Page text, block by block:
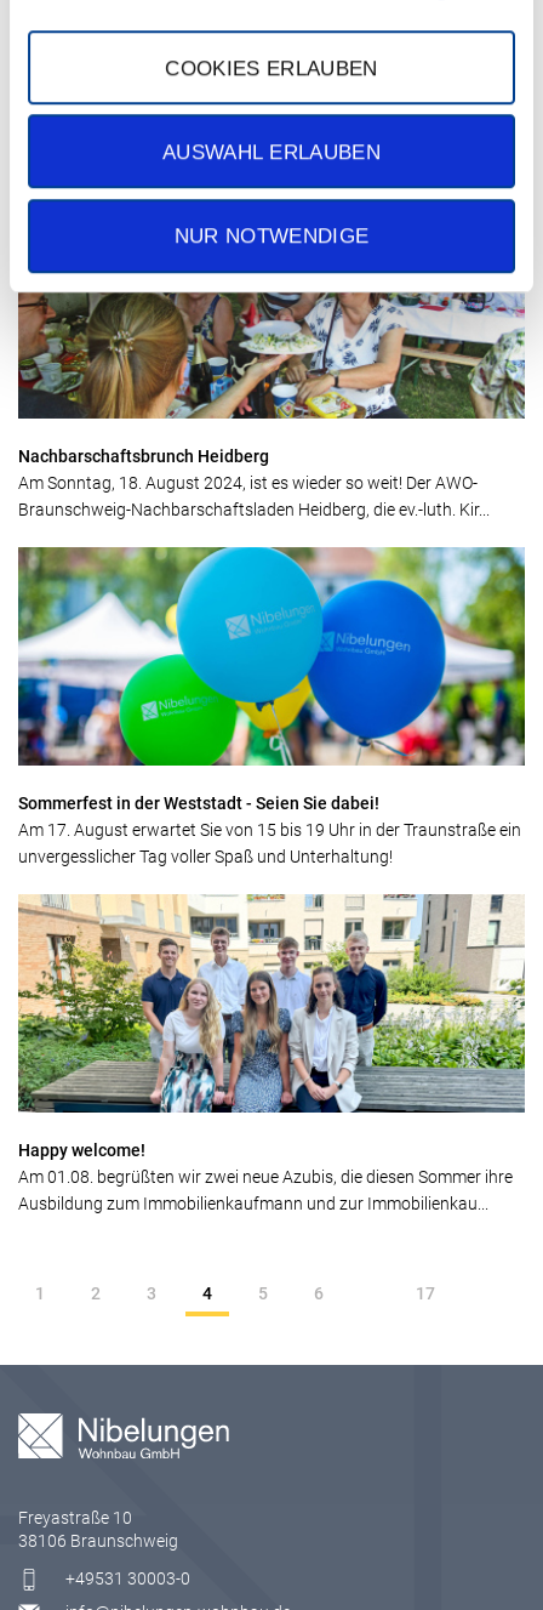
COOKIES ERLAUBEN
AUSWAHL ERLAUBEN
NUR NOTWENDIGE
Kommen Sie zur Jobmesse!
Ihre Zukunft bei uns! Sie finden uns am Stand 55 – hier ...
Nachbarschaftsbrunch Heidberg
Am Sonntag, 18. August 2024, ist es wieder so weit! Der AWO-
Braunschweig-Nachbarschaftsladen Heidberg, die ev.-luth. Kir...
Sommerfest in der Weststadt - Seien Sie dabei!
Am 17. August erwartet Sie von 15 bis 19 Uhr in der Traunstraße ein
unvergesslicher Tag voller Spaß und Unterhaltung!
Happy welcome!
Am 01.08. begrüßten wir zwei neue Azubis, die diesen Sommer ihre
Ausbildung zum Immobilienkaufmann und zur Immobilienkau...
1 2 3 4 5 6 17
Freyastraße 10
38106 Braunschweig
+49531 30003-0